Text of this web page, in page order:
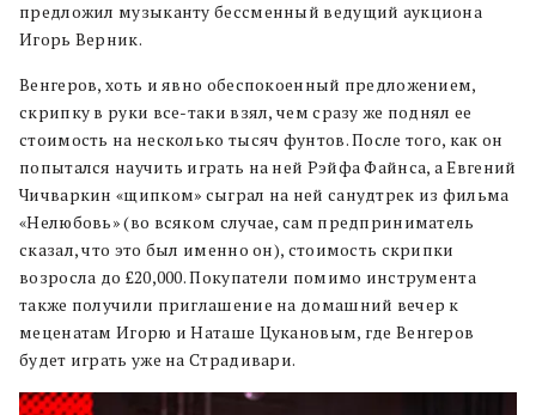
предложил музыканту бессменный ведущий аукциона
Игорь Верник.
Венгеров, хоть и явно обеспокоенный предложением,
скрипку в руки все-таки взял, чем сразу же поднял ее
стоимость на несколько тысяч фунтов. После того, как он
попытался научить играть на ней Рэйфа Файнса, а Евгений
Чичваркин «щипком» сыграл на ней санудтрек из фильма
«Нелюбовь» (во всяком случае, сам предприниматель
сказал, что это был именно он), стоимость скрипки
возросла до £20,000. Покупатели помимо инструмента
также получили приглашение на домашний вечер к
меценатам Игорю и Наташе Цукановым, где Венгеров
будет играть уже на Страдивари.